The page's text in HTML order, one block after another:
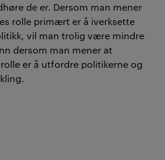
de er. Dersom man mener
rolle primært er å iverksette
vil man trolig være mindre
dersom man mener at
er å utfordre politikerne og